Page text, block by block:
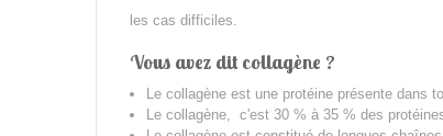
les cas difficiles.
Vous avez dit collagène ?
Le collagène est une protéine présente dans
Le collagène, c'est 30 % à 35 % des